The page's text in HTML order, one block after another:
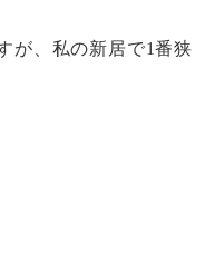
が、私の新居で1番狭